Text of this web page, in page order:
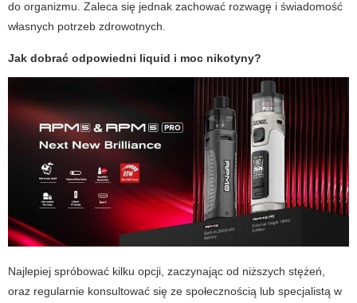
do organizmu. Zaleca się jednak zachować rozwagę i świadomość
własnych potrzeb zdrowotnych.
Jak dobrać odpowiedni liquid i moc nikotyny?
Najlepiej spróbować kilku opcji, zaczynając od niższych stężeń,
oraz regularnie konsultować się ze społecznością lub specjalistą w